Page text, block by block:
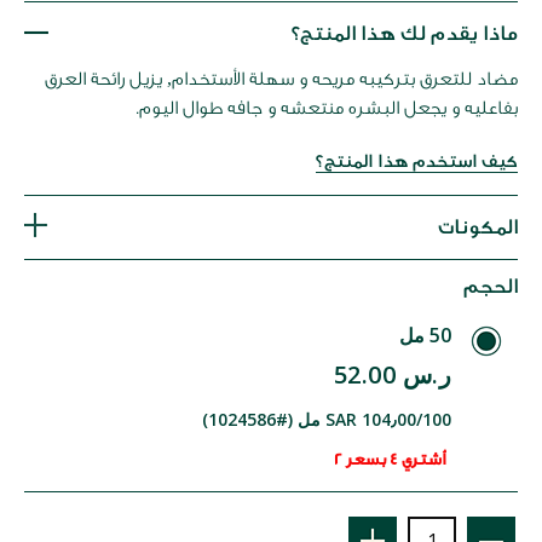
معرضماذا يقدم لك هذا المنتج؟
مضاد للتعرق بتركيبه مريحه و سهلة الأستخدام, يزيل رائحة العرق
بفاعليه و يجعل البشره منتعشه و جافه طوال اليوم.
كيف استخدم هذا المنتج؟
المكونات
الحجم
50 مل
ر.س 52.00
SAR 104٫00/100 مل (#1024586)
أشتري 4 بسعر 2